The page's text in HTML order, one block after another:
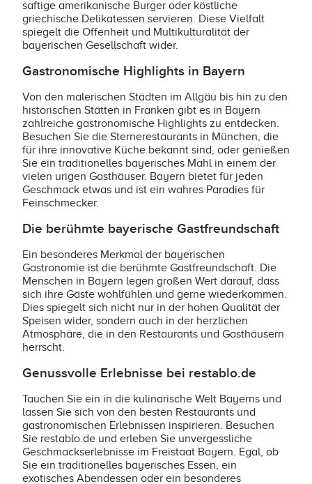
saftige amerikanische Burger oder köstliche
griechische Delikatessen servieren. Diese Vielfalt
spiegelt die Offenheit und Multikulturalität der
bayerischen Gesellschaft wider.
Gastronomische Highlights in Bayern
Von den malerischen Städten im Allgäu bis hin zu den
historischen Stätten in Franken gibt es in Bayern
zahlreiche gastronomische Highlights zu entdecken.
Besuchen Sie die Sternerestaurants in München, die
für ihre innovative Küche bekannt sind, oder genießen
Sie ein traditionelles bayerisches Mahl in einem der
vielen urigen Gasthäuser. Bayern bietet für jeden
Geschmack etwas und ist ein wahres Paradies für
Feinschmecker.
Die berühmte bayerische Gastfreundschaft
Ein besonderes Merkmal der bayerischen
Gastronomie ist die berühmte Gastfreundschaft. Die
Menschen in Bayern legen großen Wert darauf, dass
sich ihre Gäste wohlfühlen und gerne wiederkommen.
Dies spiegelt sich nicht nur in der hohen Qualität der
Speisen wider, sondern auch in der herzlichen
Atmosphäre, die in den Restaurants und Gasthäusern
herrscht.
Genussvolle Erlebnisse bei restablo.de
Tauchen Sie ein in die kulinarische Welt Bayerns und
lassen Sie sich von den besten Restaurants und
gastronomischen Erlebnissen inspirieren. Besuchen
Sie restablo.de und erleben Sie unvergessliche
Geschmackserlebnisse im Freistaat Bayern. Egal, ob
Sie ein traditionelles bayerisches Essen, ein
exotisches Abendessen oder ein besonderes